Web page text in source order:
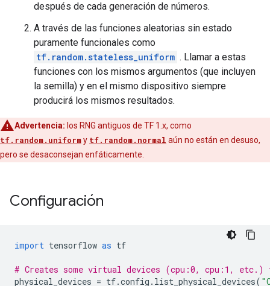
después de cada generación de números.
A través de las funciones aleatorias sin estado
puramente funcionales como
tf.random.stateless_uniform . Llamar a estas
funciones con los mismos argumentos (que incluyen
la semilla) y en el mismo dispositivo siempre
producirá los mismos resultados.
Advertencia: los RNG antiguos de TF 1.x, como
tf.random.uniformy tf.random.normal aún no están en desuso,
pero se desaconsejan enfáticamente.
Configuración
import tensorflow as tf
# Creates some virtual devices (cpu:0, cpu:1,
physical_devices = tf.config . list_physical_devices(